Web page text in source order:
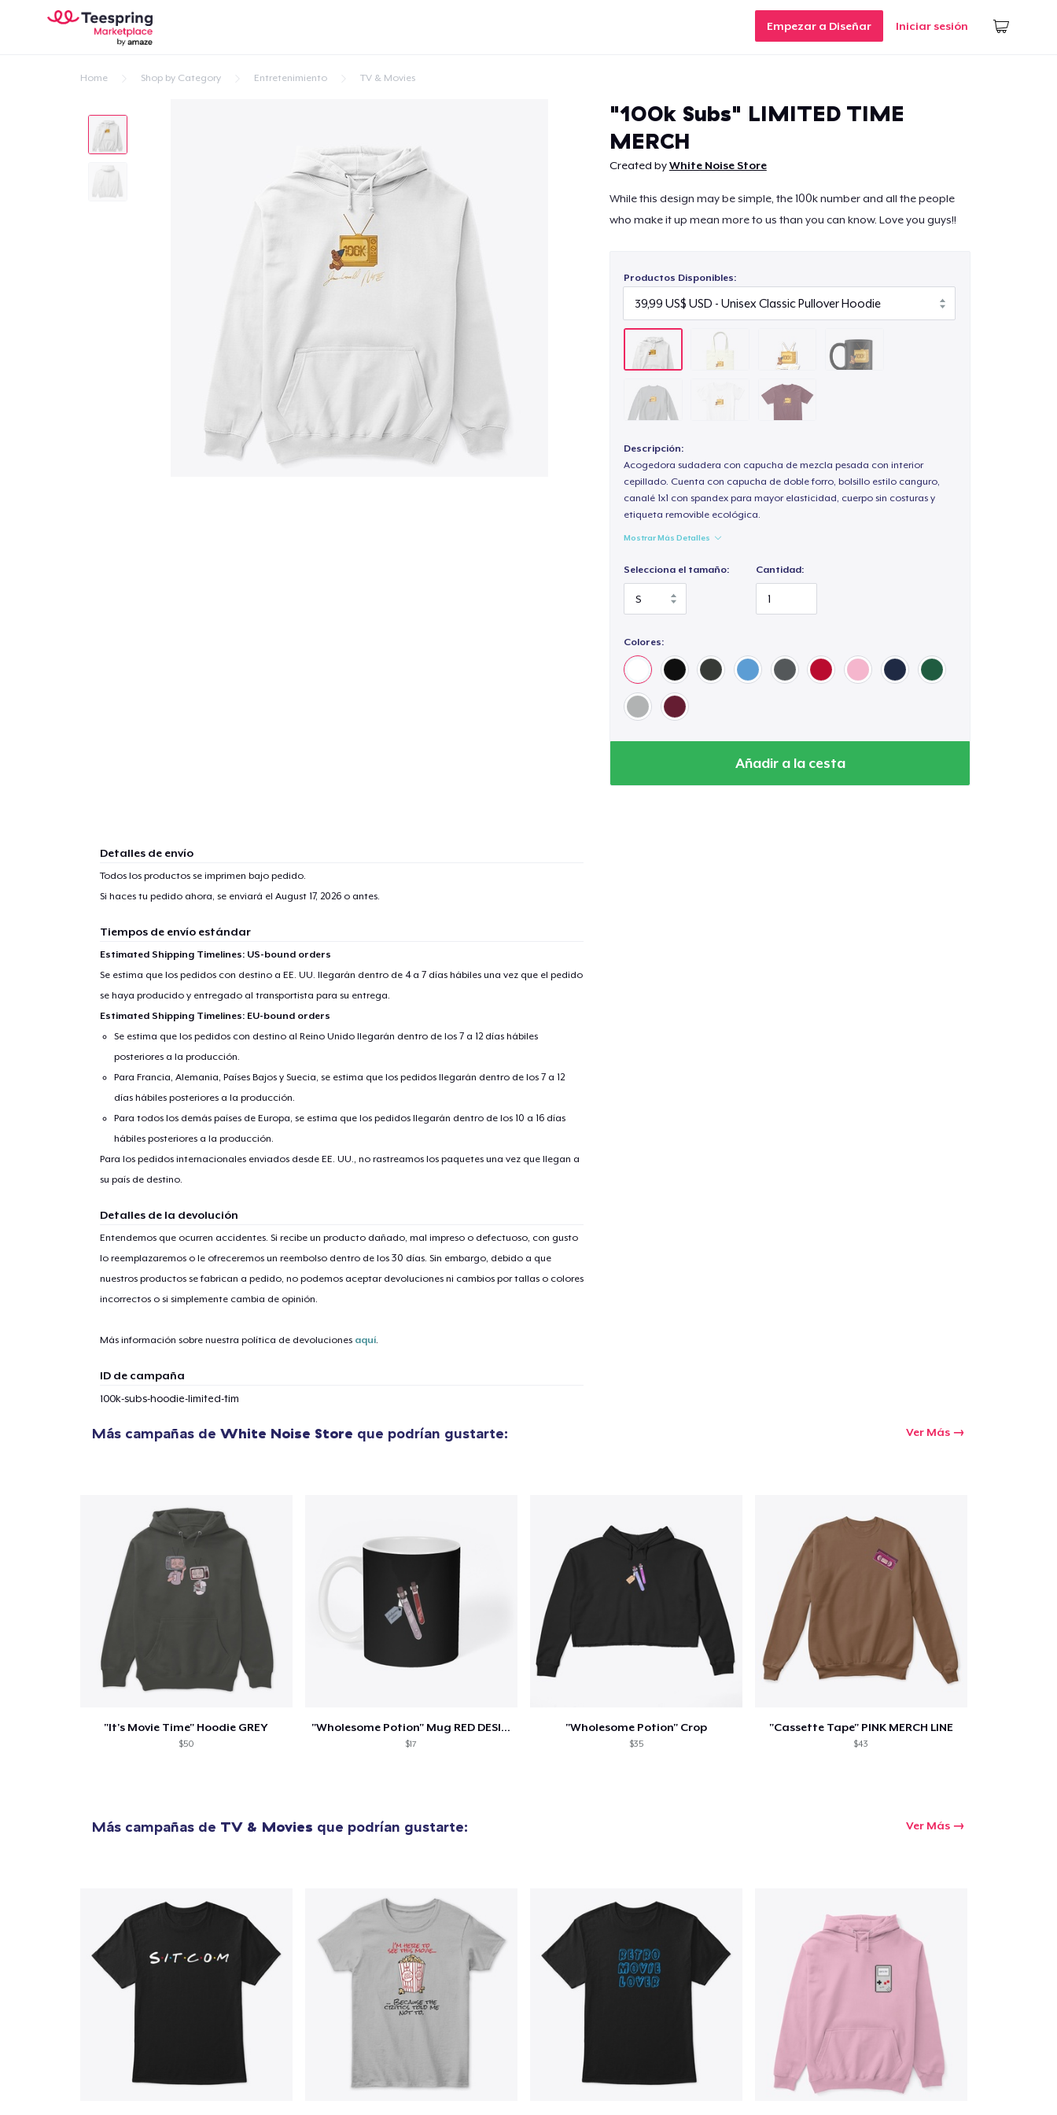
Empezar a Diseñar Iniciar sesión
Home Shop by Category Entretenimiento TV & Movies
"100k Subs" LIMITED TIME
MERCH
Created byWhite Noise Store
While this design may be simple, the 100k number and all the people
who make it up mean more to us than you can know. Love you guys!!
Productos Disponibles:
Descripción:
Acogedora sudadera con capucha de mezcla pesada con interior
cepillado. Cuenta con capucha de doble forro, bolsillo estilo canguro,
canalé 1x1 con spandex para mayor elasticidad, cuerpo sin costuras y
etiqueta removible ecológica.
Mostrar Más Detalles
Selecciona el tamaño: Cantidad:
Colores:
Añadir a la cesta
Detalles de envío
Todos los productos se imprimen bajo pedido.
Si haces tu pedido ahora, se enviará el August 17, 2026o antes.
Tiempos de envío estándar
Estimated Shipping Timelines: US-bound orders
Se estima que los pedidos con destino a EE. UU. llegarán dentro de 4 a 7 días hábiles una vez que el pedido
se haya producido y entregado al transportista para su entrega.
Estimated Shipping Timelines: EU-bound orders
Se estima que los pedidos con destino al Reino Unido llegarán dentro de los 7 a 12 días hábiles
posteriores a la producción.
Para Francia, Alemania, Países Bajos y Suecia, se estima que los pedidos llegarán dentro de los 7 a 12
días hábiles posteriores a la producción.
Para todos los demás países de Europa, se estima que los pedidos llegarán dentro de los 10 a 16 días
hábiles posteriores a la producción.
Para los pedidos internacionales enviados desde EE. UU., no rastreamos los paquetes una vez que llegan a
su país de destino.
Detalles de la devolución
Entendemos que ocurren accidentes. Si recibe un producto dañado, mal impreso o defectuoso, con gusto
lo reemplazaremos o le ofreceremos un reembolso dentro de los 30 días. Sin embargo, debido a que
nuestros productos se fabrican a pedido, no podemos aceptar devoluciones ni cambios por tallas o colores
incorrectos o si simplemente cambia de opinión.
Más información sobre nuestra política de devoluciones aquí.
ID de campaña
100k-subs-hoodie-limited-tim
Más campañas de White Noise Store que podrían gustarte: Ver Más
"It's Movie Time" Hoodie GREY
$50
"Wholesome Potion" Mug RED DESIGN
$17
"Wholesome Potion" Crop
$35
"Cassette Tape" PINK MERCH LINE
$43
Más campañas de TV & Movies que podrían gustarte: Ver Más
Unisex Classic Pullover Hoodie
Unisex Classic Crewneck Sweatshirt
40,00 US$
Women's Comfort Tee
30,00 US$